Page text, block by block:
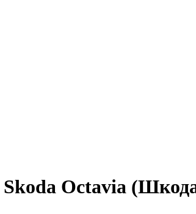
Skoda Octavia